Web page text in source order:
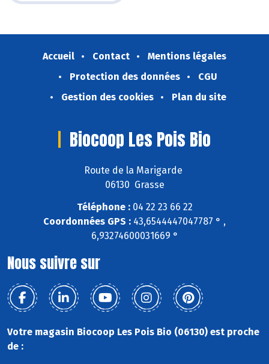
Accueil Contact
Mentions légales
Protection des données
CGU
Gestion des cookies
Plan du site
Biocoop Les Pois Bio
Route de la Marigarde
06130 Grasse
Téléphone :04 22 23 66 22
Coordonnées GPS : 43,6544447047787 ° ,
6,93274600031669 °
Nous suivre sur
Votre magasin Biocoop Les Pois Bio (06130) est proche
de :